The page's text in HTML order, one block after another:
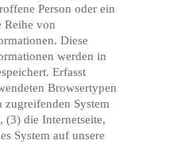
Person oder ein
Reihe von
Diese
werden in
Erfasst
Browsertypen
zugreifenden System
(3) die Internetseite,
System auf unsere